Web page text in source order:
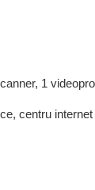
1
centru